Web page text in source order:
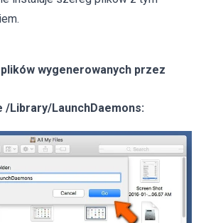
wygenerowanych przez
Library/LaunchDaemons: